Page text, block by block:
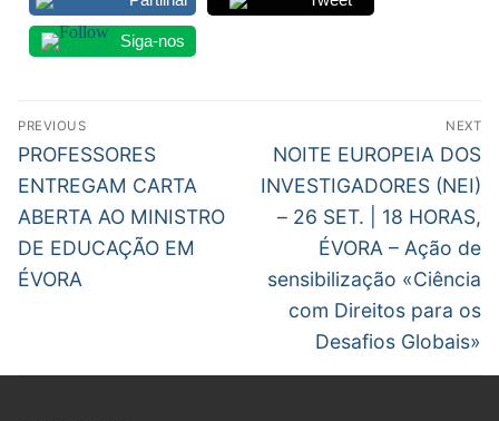
Siga-nos
Navegação
de
artigos
PREVIOUS
Previous
post:
PROFESSORES
ENTREGAM CARTA
ABERTA AO MINISTRO
DE EDUCAÇÃO EM
ÉVORA
NEXT
Next
post:
NOITE EUROPEIA DOS
INVESTIGADORES (NEI)
– 26 SET. | 18 HORAS,
ÉVORA – Ação de
sensibilização «Ciência
com Direitos para os
Desafios Globais»